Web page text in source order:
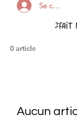
Se connecter
0 article
Aucun